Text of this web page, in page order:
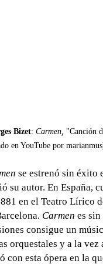
Bizet: Carmen, "Canción
en YouTube por
se estrenó sin éxito
su autor. En España,
en el Teatro Lírico
Carmen es
consigue un
orquestales y a la
con esta ópera en la